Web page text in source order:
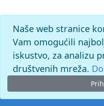
Naše web stranice
Vam omogućili
iskustvo, za analizu
društvenih mreža.
© 2026. -Leksikografski